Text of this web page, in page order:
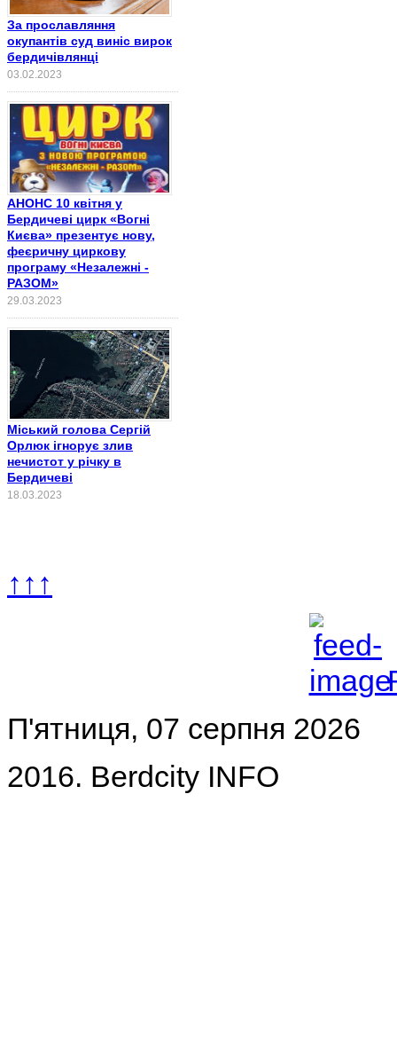
За прославляння
окупантів суд виніс вирок
бердичівлянці
03.02.2023
АНОНС 10 квітня у
Бердичеві цирк «Вогні
Києва» презентує нову,
феєричну циркову
програму «Незалежні -
РАЗОМ»
29.03.2023
Міський голова Сергій
Орлюк ігнорує злив
нечистот у річку в
Бердичеві
18.03.2023
↑↑↑
П'ятниця, 07 серпня 2026
2016. Berdcity INFO